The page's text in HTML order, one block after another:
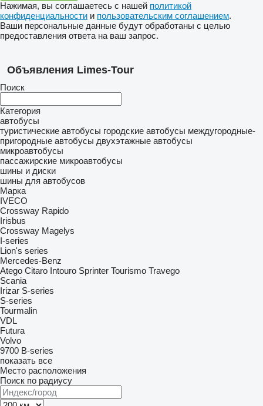
Нажимая, вы соглашаетесь с нашей политикой
конфиденциальности и пользовательским соглашением.
Ваши персональные данные будут обработаны с целью
предоставления ответа на ваш запрос.
Объявления Limes-Tour
Поиск
Категория
автобусы
туристические автобусы городские автобусы междугородные-
пригородные автобусы двухэтажные автобусы
микроавтобусы
пассажирские микроавтобусы
шины и диски
шины для автобусов
Марка
IVECO
Crossway Rapido
Irisbus
Crossway Magelys
I-series
Lion's series
Mercedes-Benz
Atego Citaro Intouro Sprinter Tourismo Travego
Scania
Irizar S-series
S-series
Tourmalin
VDL
Futura
Volvo
9700 B-series
показать все
Место расположения
Поиск по радиусу